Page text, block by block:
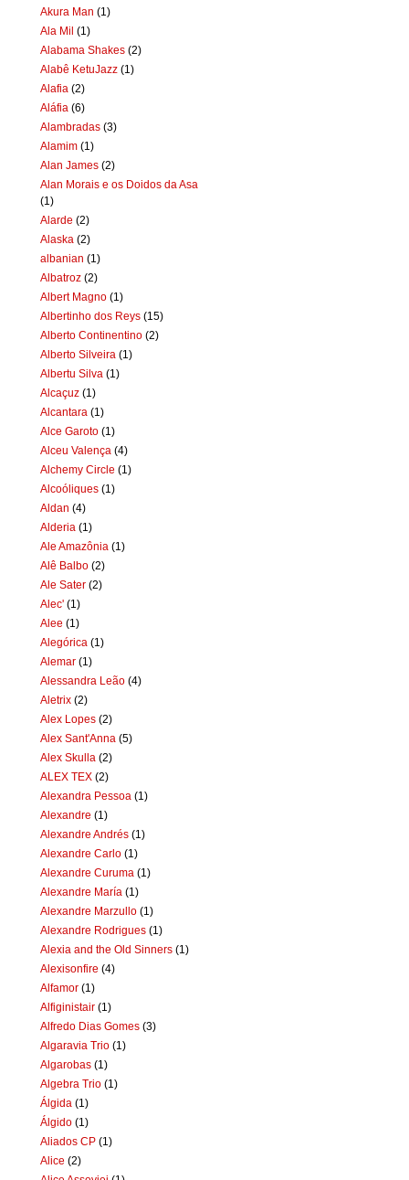
Akura Man (1)
Ala Mil (1)
Alabama Shakes (2)
Alabê KetuJazz (1)
Alafia (2)
Aláfia (6)
Alambradas (3)
Alamim (1)
Alan James (2)
Alan Morais e os Doidos da Asa
(1)
Alarde (2)
Alaska (2)
albanian (1)
Albatroz (2)
Albert Magno (1)
Albertinho dos Reys (15)
Alberto Continentino (2)
Alberto Silveira (1)
Albertu Silva (1)
Alcaçuz (1)
Alcantara (1)
Alce Garoto (1)
Alceu Valença (4)
Alchemy Circle (1)
Alcoóliques (1)
Aldan (4)
Alderia (1)
Ale Amazônia (1)
Alê Balbo (2)
Ale Sater (2)
Alec' (1)
Alee (1)
Alegórica (1)
Alemar (1)
Alessandra Leão (4)
Aletrix (2)
Alex Lopes (2)
Alex Sant'Anna (5)
Alex Skulla (2)
ALEX TEX (2)
Alexandra Pessoa (1)
Alexandre (1)
Alexandre Andrés (1)
Alexandre Carlo (1)
Alexandre Curuma (1)
Alexandre María (1)
Alexandre Marzullo (1)
Alexandre Rodrigues (1)
Alexia and the Old Sinners (1)
Alexisonfire (4)
Alfamor (1)
Alfiginistair (1)
Alfredo Dias Gomes (3)
Algaravia Trio (1)
Algarobas (1)
Algebra Trio (1)
Álgida (1)
Álgido (1)
Aliados CP (1)
Alice (2)